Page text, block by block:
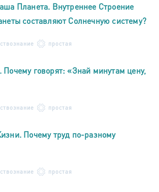
Планета. Внутреннее Строение
составляют Солнечную систему?
простая
говорят: «Знай минутам цену,
простая
Почему труд по-разному
простая